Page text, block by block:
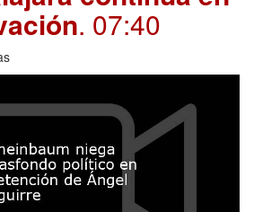
. 07:40